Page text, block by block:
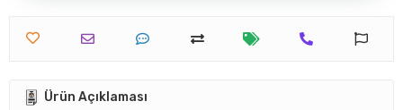
Ürün Açıklaması